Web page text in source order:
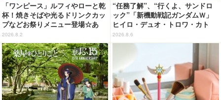
「ワンピース」ルフィやローと乾
杯！焼きそばや光るドリンクカッ
プなどお祭りメニュー登場☆あ
の“麦わら帽子”もグッズ化!? 【U
SJ「ワンピース・プレミア・サマ
ー」が開幕】
2026.8.2
“任務了解”、“行くよ、サンドロ
ック”「新機動戦記ガンダムＷ」
ヒイロ・デュオ・トロワ・カト
ル・五飛の声がする…！ 新規録
り下ろしボイス搭載のワイヤレス
2026.8.6